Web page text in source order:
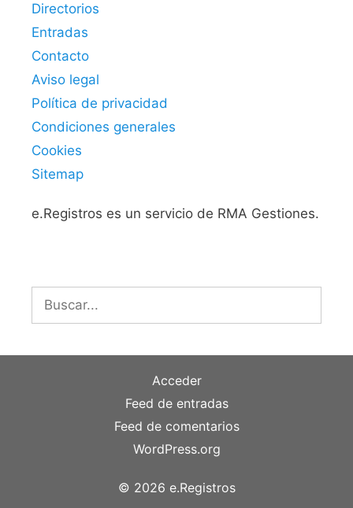
Directorios
Entradas
Contacto
Aviso legal
Política de privacidad
Condiciones generales
Cookies
Sitemap
e.Registros es un servicio de RMA Gestiones.
Buscar:
Acceder
Feed de entradas
Feed de comentarios
WordPress.org
© 2026 e.Registros